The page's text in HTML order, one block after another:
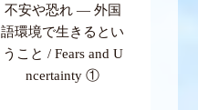
不安や恐れ ― 外国
語環境で生きるとい
うこと / Fears and U
ncertainty ①